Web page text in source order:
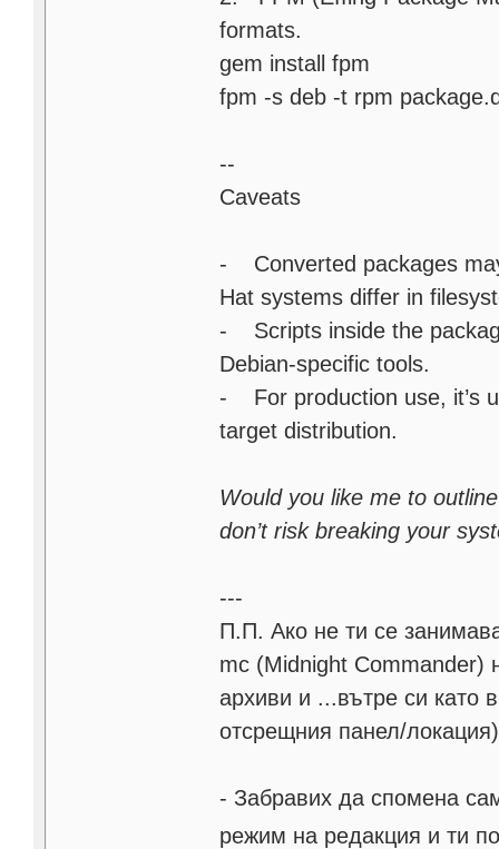
formats.
gem install fpm
fpm -s deb -t rpm
--
Caveats
- Converted packages
Hat systems differ in
- Scripts inside the
Debian-specific tools.
- For production use, it’s
target distribution.
Would you like me to
don’t risk breaking your
---
П.П. Ако не ти се
mc (Midnight Commander)
архиви и ...вътре си като
отсрещния панел/локация)
- Забравих да спомена
режим на редакция и ти